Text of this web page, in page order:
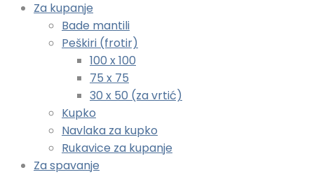
Za kupanje
Bade mantili
Peškiri (frotir)
100 x 100
75 x 75
30 x 50 (za vrtić)
Kupko
Navlaka za kupko
Rukavice za kupanje
Za spavanje